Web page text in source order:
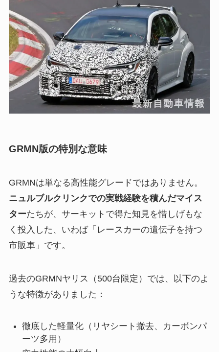
GRMN版の特別な意味
GRMNは単なる高性能グレードではありません。
ニュルブルクリンクでの実戦経験を積んだマイス
ターたちが、サーキットで得た知見を惜しげもな
く投入した、いわば「レースカーの遺伝子を持つ
市販車」です。
過去のGRMNヤリス（500台限定）では、以下のよ
うな特徴がありました：
徹底した軽量化（リヤシート撤去、カーボンパ
ーツ多用）